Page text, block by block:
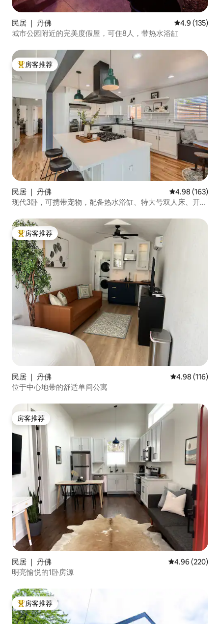
民居 ｜ 丹佛 平均评分 4.9
4.9 (135)
城市公园附近的完美度假屋，可住8人，带热水浴缸
热门「房客推荐」
房客推荐
民居 ｜ 丹佛 平均评分 4.98
4.98 (163)
现代3卧，可携带宠物，配备热水浴缸、特大号双人床、开放
热门「房客推荐」
房客推荐
民居 ｜ 丹佛 平均评分 4.98
4.98 (116)
位于中心地带的舒适单间公寓
房客推荐
房客推荐
民居 ｜ 丹佛 平均评分 4.96
4.96 (220)
明亮愉悦的1卧房源
热门「房客推荐」
房客推荐